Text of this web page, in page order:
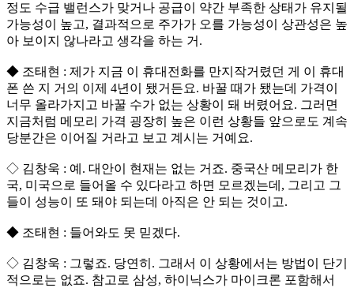
정도 수급 밸런스가 맞거나 공급이 약간 부족한 상태가 유지될
가능성이 높고, 결과적으로 주가가 오를 가능성이 상관성은 높
아 보이지 않나라고 생각을 하는 거.
◆ 조태현 : 제가 지금 이 휴대전화를 만지작거렸던 게 이 휴대
폰 쓴 지 거의 이제 4년이 됐거든요. 바꿀 때가 됐는데 가격이
너무 올라가지고 바꿀 수가 없는 상황이 돼 버렸어요. 그러면
지금처럼 메모리 가격 굉장히 높은 이런 상황들 앞으로도 계속
당분간은 이어질 거라고 보고 계시는 거예요.
◇ 김창욱 : 예. 대안이 현재는 없는 거죠. 중국산 메모리가 한
국, 미국으로 들어올 수 있다라고 하면 모르겠는데, 그리고 그
들이 성능이 또 돼야 되는데 아직은 안 되는 것이고.
◆ 조태현 : 들어와도 못 믿겠다.
◇ 김창욱 : 그렇죠. 당연히. 그래서 이 상황에서는 방법이 단기
적으로는 없죠. 참고로 삼성, 하이닉스가 마이크론 포함해서